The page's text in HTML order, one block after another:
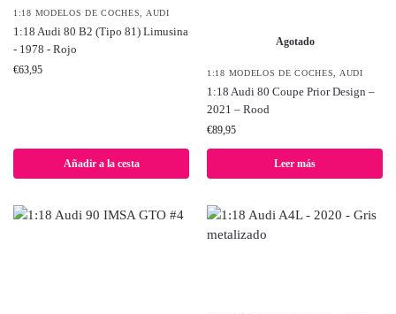
1:18 MODELOS DE COCHES, AUDI
1:18 Audi 80 B2 (Tipo 81) Limusina
- 1978 - Rojo
€63,95
Añadir a la cesta
Agotado
1:18 MODELOS DE COCHES AUDI
1:18 Audi 80 Coupe Prior Design –
2021 – Rood
€89,95
Leer más